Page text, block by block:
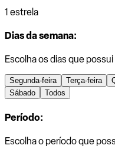
1 estrela
Dias da semana:
Escolha os dias que
Segunda-feira Terça-feira
Sábado
Todos
Período:
Escolha o período que